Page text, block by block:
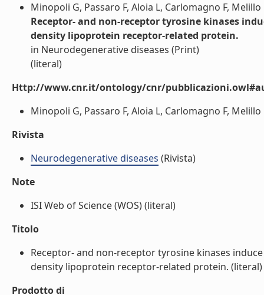
Minopoli G, Passaro F, Aloia L, Carlomagno F,
Receptor- and non-receptor tyrosine kinases
density lipoprotein receptor-related protein.
in Neurodegenerative diseases (Print)
(literal)
Http://www.cnr.it/ontology/cnr/
Minopoli G, Passaro F, Aloia L, Carlomagno F,
Rivista
Neurodegenerative diseases (Rivista)
Note
ISI Web of Science (WOS) (literal)
Titolo
Receptor- and non-receptor tyrosine kinases
density lipoprotein receptor-related protein. (literal)
Prodotto di